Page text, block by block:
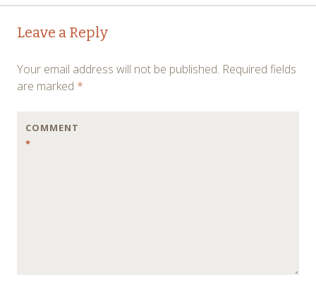
Post
navigation
Leave a Reply
Your email address will not be published. Required fields
are marked *
COMMENT
*